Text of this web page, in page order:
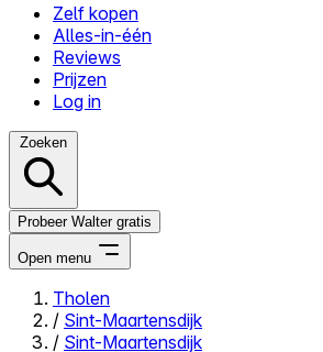
Zelf kopen
Alles-in-één
Reviews
Prijzen
Log in
Zoeken
Probeer Walter gratis
Open menu
Close menu
Tholen
/ Sint-Maartensdijk
/ Sint-Maartensdijk